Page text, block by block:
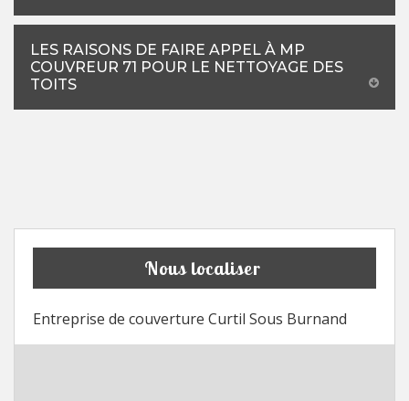
LES RAISONS DE FAIRE APPEL À MP
COUVREUR 71 POUR LE NETTOYAGE DES
TOITS
Nous localiser
Entreprise de couverture Curtil Sous Burnand